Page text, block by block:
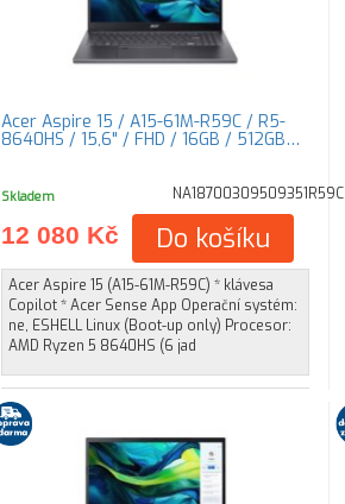
Acer Aspire 15 / A15-61M-R59C / R5-
8640HS / 15,6" / FHD / 16GB / 512GB…
Skladem NA18700309509351R59C
12 080 Kč Do košíku
Acer Aspire 15 (A15-61M-R59C) * klávesa
Copilot * Acer Sense App Operační systém:
ne, ESHELL Linux (Boot-up only) Procesor:
AMD Ryzen 5 8640HS (6 jad